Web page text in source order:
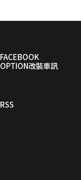
FACEBOOK
OPTION改裝車訊
RSS